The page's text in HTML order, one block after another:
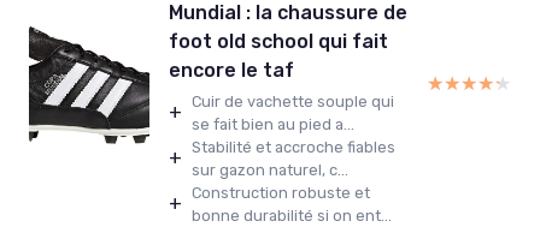
Mundial : la chaussure de
foot old school qui fait
encore le taf
+ Cuir de vachette souple qui
se fait bien au pied a...
+ Stabilité et accroche fiables
sur gazon naturel, c...
+ Construction robuste et
bonne durabilité si on ent...
★★★★★
★★★★★